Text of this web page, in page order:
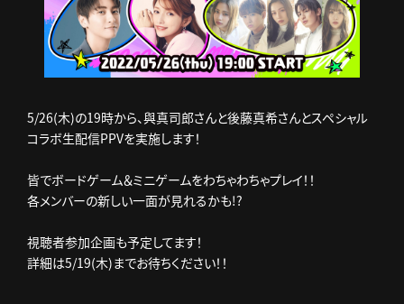
5/26(木)の19時から、與真司郎さんと後藤真希さんとスペシャル
コラボ生配信PPVを実施します！
皆でボードゲーム＆ミニゲームをわちゃわちゃプレイ！！
各メンバーの新しい一面が見れるかも!?
視聴者参加企画も予定してます！
詳細は5/19(木)までお待ちください！！